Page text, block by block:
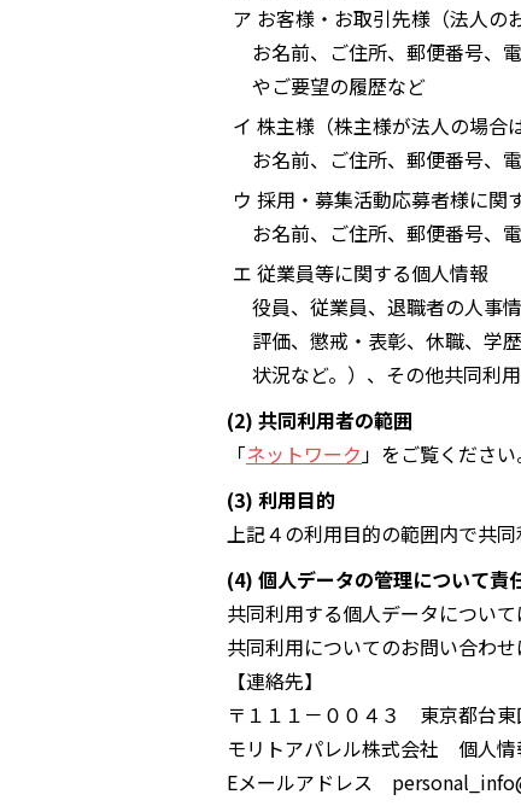
ア お客様・お取引先様（法人の
お名前、ご住所、郵便番号、
やご要望の履歴など
イ 株主様（株主様が法人の場合
お名前、ご住所、郵便番号、
ウ 採用・募集活動応募者様に関
お名前、ご住所、郵便番号、
エ 従業員等に関する個人情報
役員、従業員、退職者の人事
評価、懲戒・表彰、休職、学
状況など。）、その他共同利
(2) 共同利用者の範囲
「ネットワーク」をご覧ください
(3) 利用目的
上記４の利用目的の範囲内で共同
(4) 個人データの管理について責
共同利用する個人データについ
共同利用についてのお問い合わせ
【連絡先】
〒１１１－００４３ 東京都台
モリトアパレル株式会社 個人情
Eメールアドレス